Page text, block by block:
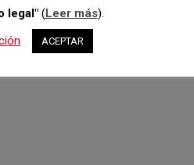
legal"(Leer más).
ACEPTAR